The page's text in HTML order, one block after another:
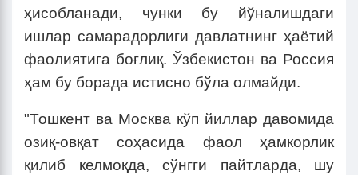
ҳисобланади, чунки бу йўналишдаги
ишлар самарадорлиги давлатнинг ҳаётий
фаолиятига боғлиқ. Ўзбекистон ва Россия
ҳам бу борада истисно бўла олмайди.
"Тошкент ва Москва кўп йиллар давомида
озиқ-овқат соҳасида фаол ҳамкорлик
қилиб келмоқда, сўнгги пайтларда, шу